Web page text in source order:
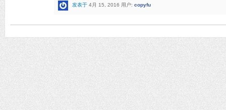
发表于 4月 15, 2016 用户: copyfu